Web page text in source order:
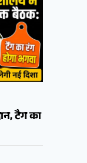
टैग का